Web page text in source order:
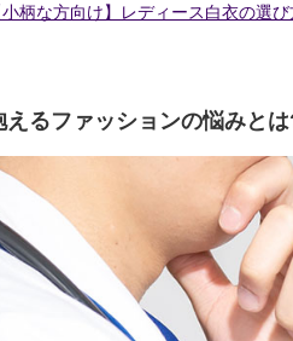
柄な方向け】レディース白衣の選
るファッションの悩みと